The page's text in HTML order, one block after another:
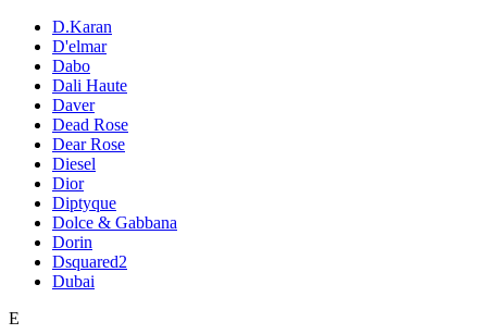
D.Karan
D'elmar
Dabo
Dali Haute
Daver
Dead Rose
Dear Rose
Diesel
Dior
Diptyque
Dolce & Gabbana
Dorin
Dsquared2
Dubai
E